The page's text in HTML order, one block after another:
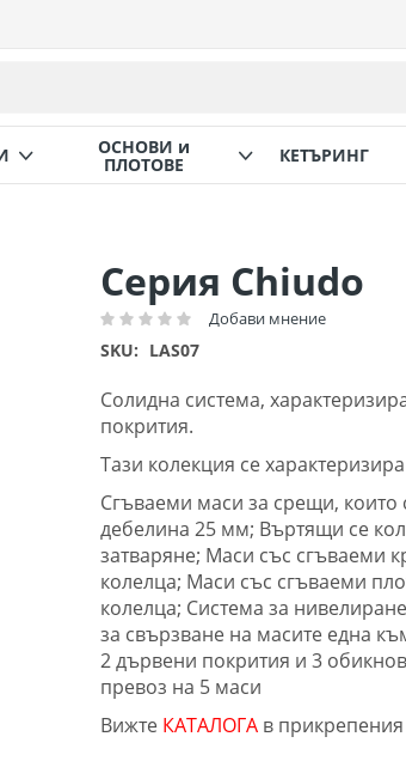
ОСНОВИ и
ПЛОТОВЕ КЕТЪРИНГ
Серия Chiudo
Рейтинг: Добави мнение
SKU LAS07
Солидна система,
покрития.
Тази колекция се
Сгъваеми маси за срещи, които
дебелина 25 мм; Въртящи се
затваряне; Маси със сгъваеми
колелца; Маси със сгъваеми
колелца; Система за
за свързване на масите една
2 дървени покрития и 3
превоз на 5 маси
Вижте КАТАЛОГА в